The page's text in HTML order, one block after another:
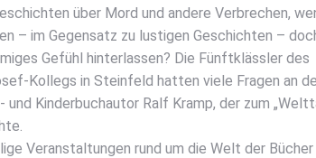
über Mord und ande­re Ver­bre­chen,
– im Gegen­satz zu lus­ti­gen Geschich­ten –
Gefühl hin­ter­las­sen? Die Fünft­kläss­ler des
Kol­legs in Stein­feld hat­ten vie­le Fra­gen an
und Kin­der­buch­au­tor Ralf Kramp, der zum
Ver­an­stal­tun­gen rund um die Welt der Bücher